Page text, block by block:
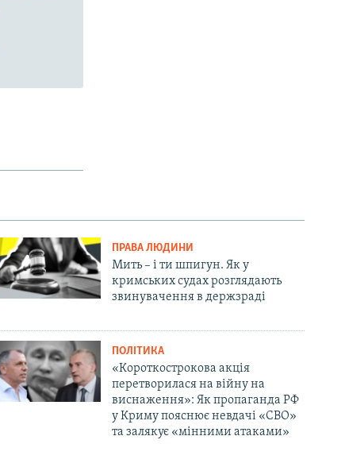
ПРАВА ЛЮДИНИ
Мить – і ти шпигун. Як у
кримських судах розглядають
звинувачення в держзраді
ПОЛІТИКА
«Короткострокова акція
перетворилася на війну на
виснаження»: Як пропаганда РФ
у Криму пояснює невдачі «СВО»
та залякує «мінними атаками»